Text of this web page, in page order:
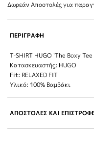
Δωρεάν Αποστολές για
ΠΕΡΙΓΡΑΦΗ
T-SHIRT HUGO 'The Boxy Tee
Κατασκευαστής: HUGO
Fit: RELAXED FIT
Υλικό: 100% Βαμβάκι
ΑΠΟΣΤΟΛΕΣ ΚΑΙ